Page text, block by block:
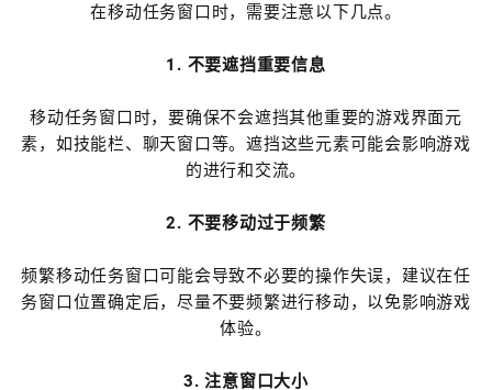
在移动任务窗口时，需要注意以下几点。
1. 不要遮挡重要信息
移动任务窗口时，要确保不会遮挡其他重要的游戏界面元
素，如技能栏、聊天窗口等。遮挡这些元素可能会影响游戏
的进行和交流。
2. 不要移动过于频繁
频繁移动任务窗口可能会导致不必要的操作失误，建议在任
务窗口位置确定后，尽量不要频繁进行移动，以免影响游戏
体验。
3. 注意窗口大小